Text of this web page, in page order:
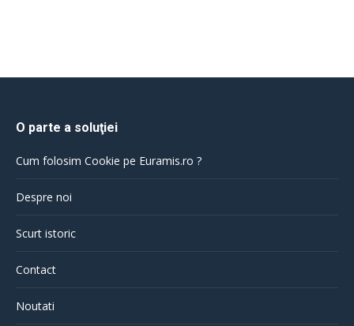
O parte a soluţiei
Cum folosim Cookie pe Euramis.ro ?
Despre noi
Scurt istoric
Contact
Noutati